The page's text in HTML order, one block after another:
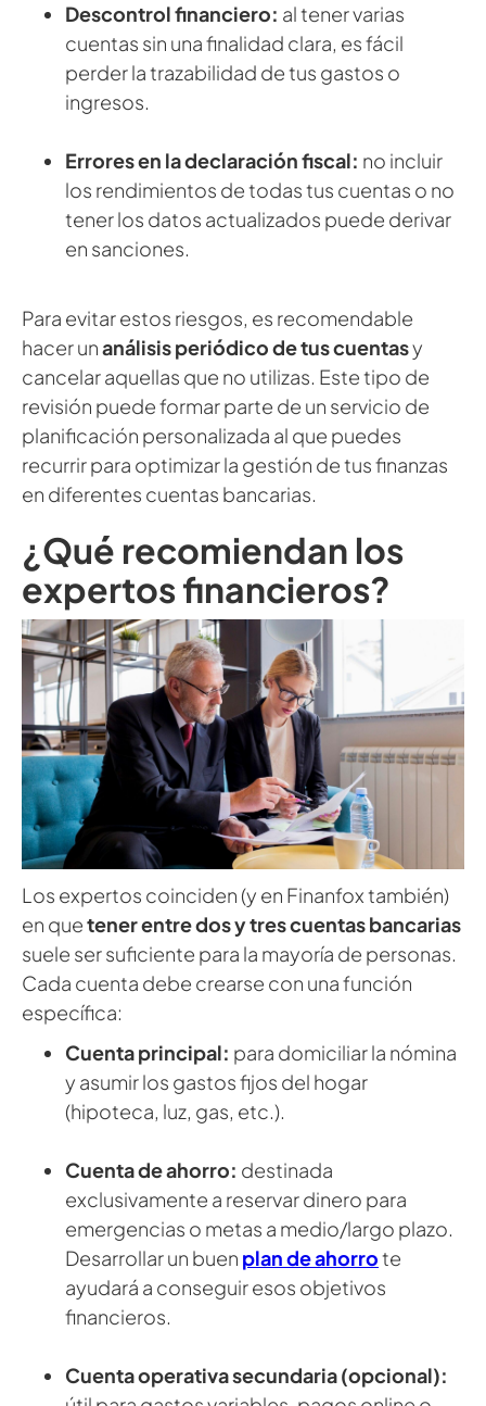
Descontrol financiero: al tener varias
cuentas sin una finalidad clara, es fácil
perder la trazabilidad de tus gastos o
ingresos.
Errores en la declaración fiscal: no incluir
los rendimientos de todas tus cuentas o no
tener los datos actualizados puede derivar
en sanciones.
Para evitar estos riesgos, es recomendable
hacer unanálisis periódico de tus cuentasy
cancelar aquellas que no utilizas. Este tipo de
revisión puede formar parte de un servicio de
planificación personalizada al que puedes
recurrir para optimizar la gestión de tus finanzas
en diferentes cuentas bancarias.
¿Qué recomiendan los
expertos financieros?
Los expertos coinciden (y en Finanfox también)
en quetener entre dos y tres cuentas bancarias
suele ser suficiente para la mayoría de personas.
Cada cuenta debe crearse con una función
específica:
Cuenta principal: para domiciliar la nómina
y asumir los gastos fijos del hogar
(hipoteca, luz, gas, etc.).
Cuenta de ahorro: destinada
exclusivamente a reservar dinero para
emergencias o metas a medio/largo plazo.
Desarrollar un buen plan de ahorrote
ayudará a conseguir esos objetivos
financieros.
Cuenta operativa secundaria (opcional):